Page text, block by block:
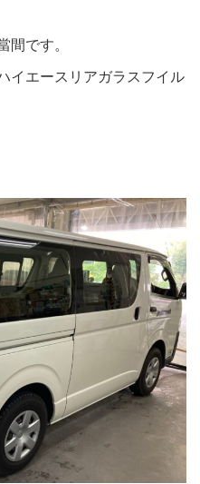
間です。
イエースリアガラスフイル